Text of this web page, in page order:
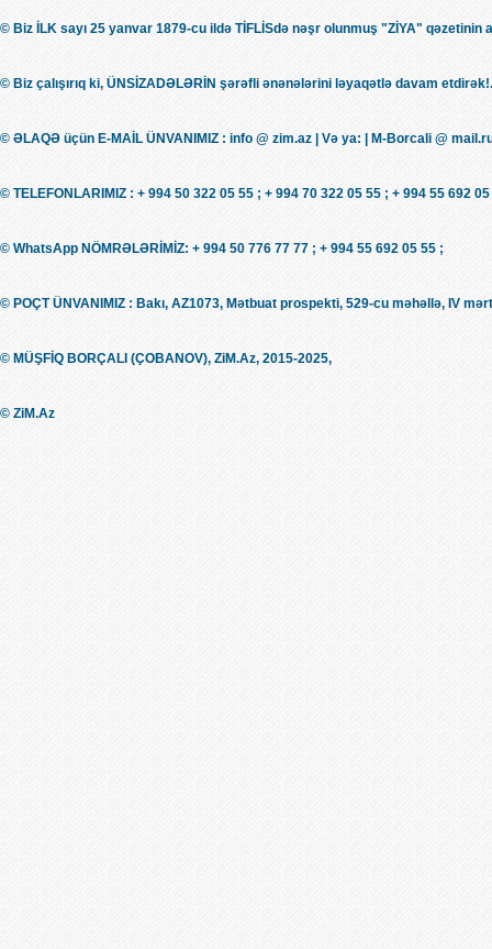
© Biz İLK sayı 25 yanvar 1879-cu ildə TİFLİSdə nəşr olunmuş "ZİYA" qəzetinin
© Biz çalışırıq ki, ÜNSİZADƏLƏRİN şərəfli ənənələrini ləyaqətlə davam
© ƏLAQƏ üçün E-MAİL ÜNVANIMIZ : info @ zim.az | Və ya: | M-Borcali @
© TELEFONLARIMIZ : + 994 50 322 05 55 ; + 994 70 322 05 55 ; + 994 55 692
© WhatsApp NÖMRƏLƏRİMİZ: + 994 50 776 77 77 ; + 994 55 692 05 55 ;
© POÇT ÜNVANIMIZ : Bakı, AZ1073, Mətbuat prospekti, 529-cu məhəllə, IV
© MÜŞFİQ BORÇALI (ÇOBANOV), ZiM.Az, 2015-2025,
© ZiM.Az